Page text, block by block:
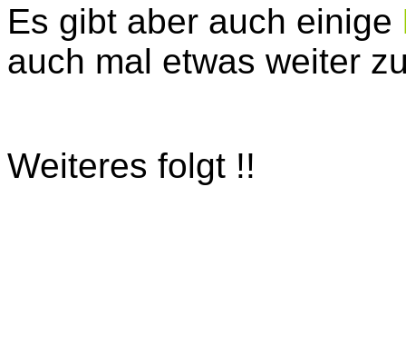
Es gibt aber auch einige
auch mal etwas weiter
Weiteres folgt !!